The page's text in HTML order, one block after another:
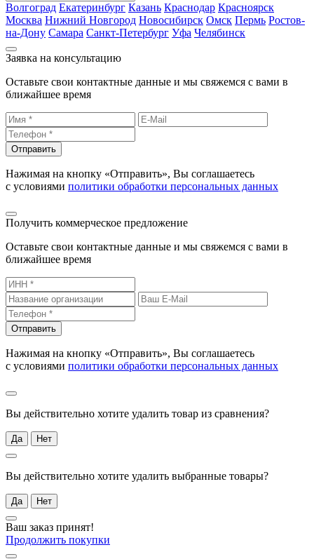
Волгоград Екатеринбург Казань Краснодар Красноярск
Москва Нижний Новгород Новосибирск Омск Пермь Ростов-
на-Дону Самара Санкт-Петербург Уфа Челябинск
Заявка на консультацию
Оставьте свои контактные данные и мы свяжемся с вами в
ближайшее время
Отправить
Нажимая на кнопку «Отправить», Вы соглашаетесь
с условиями политики обработки персональных данных
Получить коммерческое предложение
Оставьте свои контактные данные и мы свяжемся с вами в
ближайшее время
Отправить
Нажимая на кнопку «Отправить», Вы соглашаетесь
с условиями политики обработки персональных данных
Вы действительно хотите удалить товар из сравнения?
Да Нет
Вы действительно хотите удалить выбранные товары?
Да Нет
Ваш заказ принят!
Продолжить покупки